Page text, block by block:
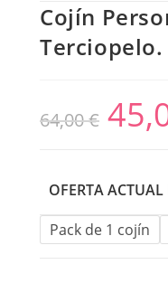
Cojín
Terciopelo.
64,00€
OFERTA ACTUAL
Pack de 1 cojín